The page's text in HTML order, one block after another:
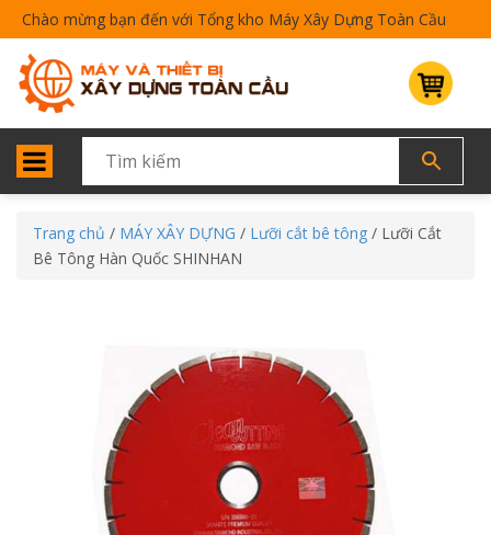
Chào mừng bạn đến với Tổng kho Máy Xây Dựng Toàn Cầu
Trang chủ / MÁY XÂY DỰNG / Lưỡi cắt bê tông / Lưỡi Cắt
Bê Tông Hàn Quốc SHINHAN